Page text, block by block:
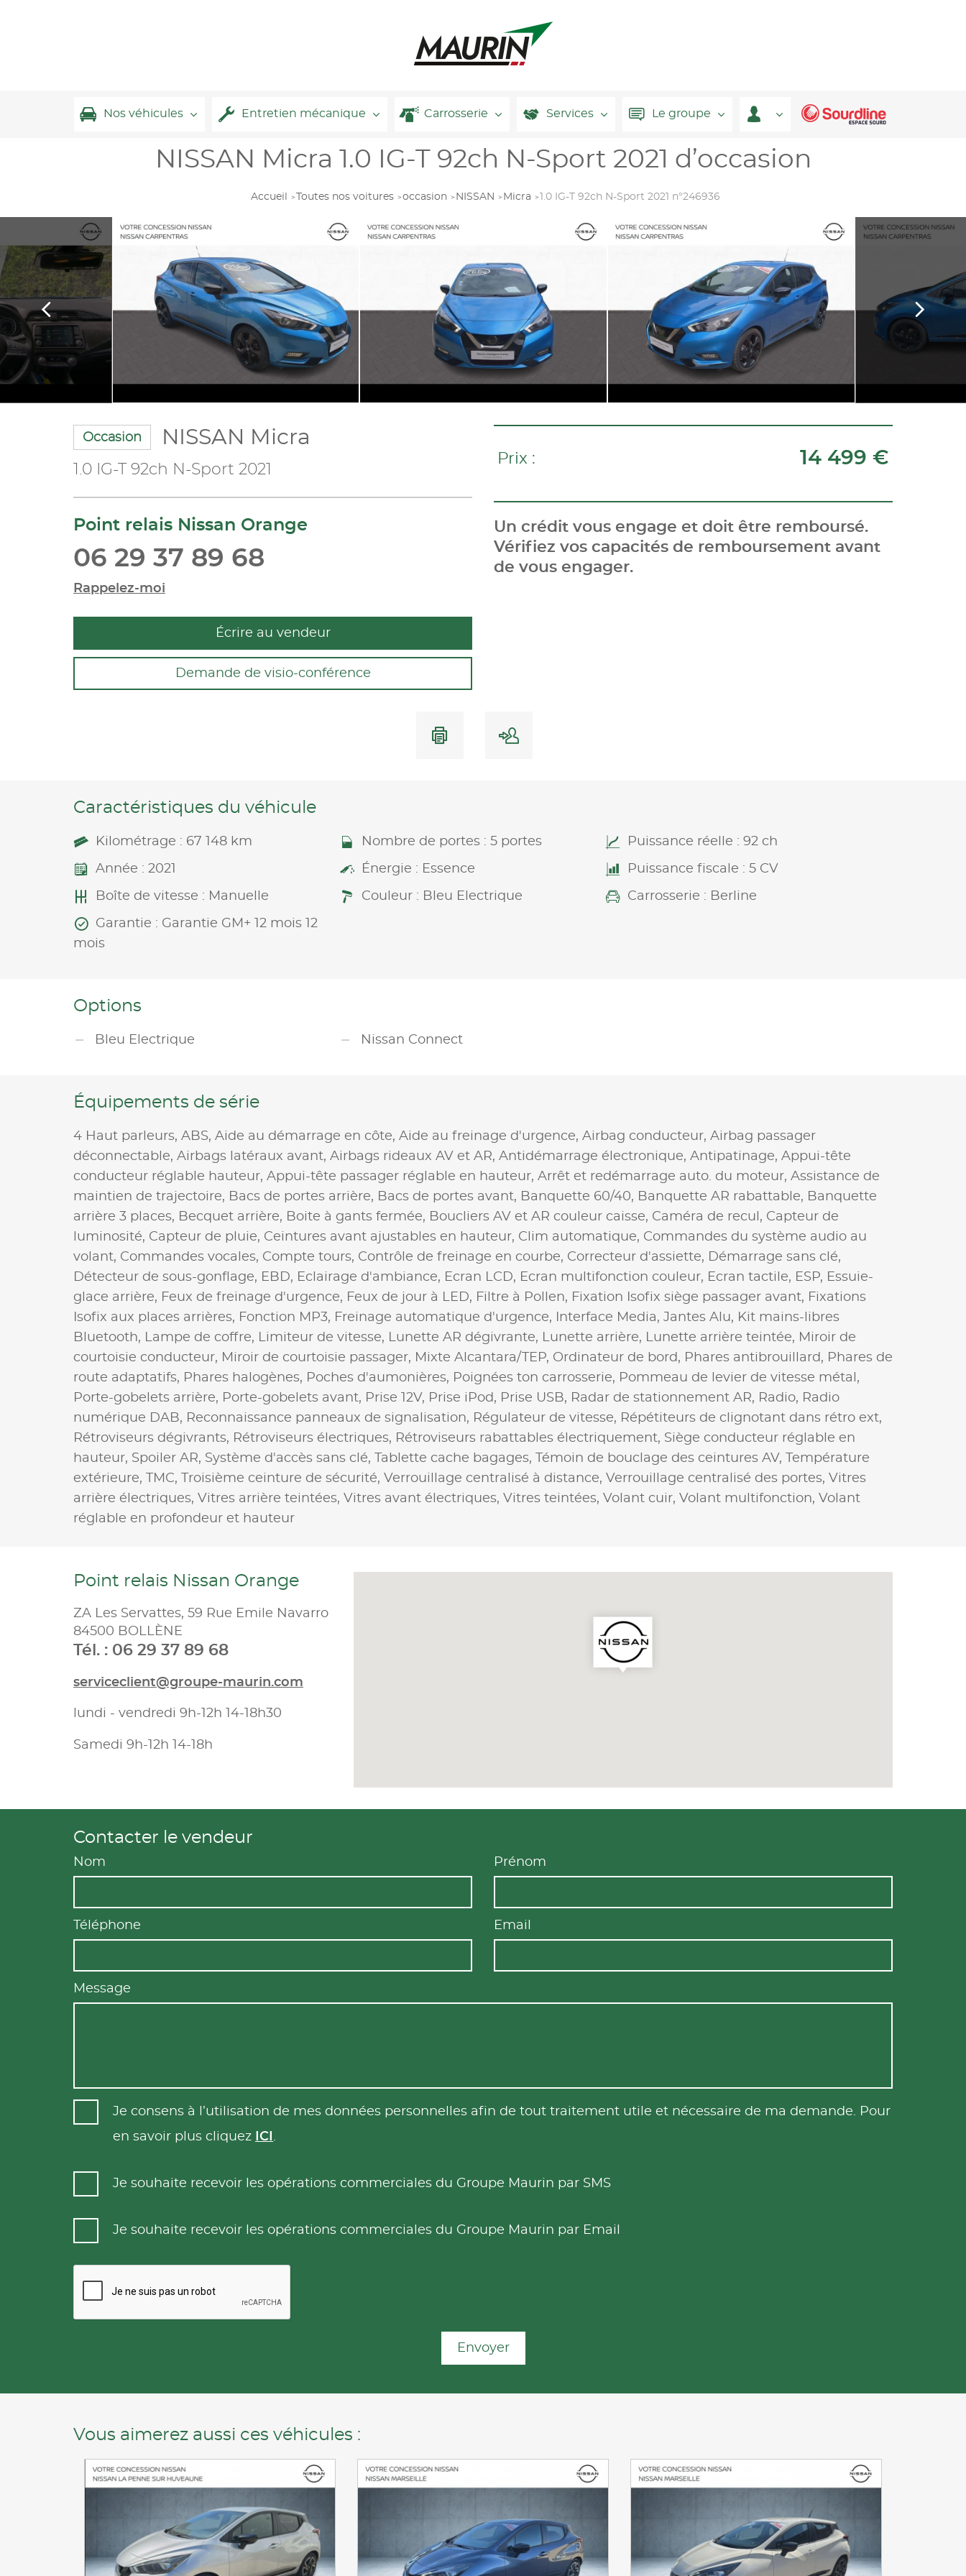
Nos véhicules Entretien mécanique Carrosserie Services Le groupe
NISSAN Micra 1.0 IG-T 92ch N-Sport 2021 d’occasion
Accueil Toutes nos voitures occasion NISSAN Micra 1.0 IG-T 92ch N-Sport 2021 n°246936
Occasion NISSAN Micra
1.0 IG-T 92ch N-Sport 2021
Point relais Nissan Orange
06 29 37 89 68
Rappelez-moi
Écrire au vendeur
Demande de visio-conférence
Prix : 14 499 €
Un crédit vous engage et doit être remboursé.
Vérifiez vos capacités de remboursement avant
de vous engager.
Caractéristiques du véhicule
Kilométrage : 67 148 km Nombre de portes : 5 portes Puissance réelle : 92 ch
Année : 2021 Énergie : Essence Puissance fiscale : 5 CV
Boîte de vitesse : Manuelle Couleur : Bleu Electrique Carrosserie : Berline
Garantie : Garantie GM+ 12 mois 12
mois
Options
Bleu Electrique Nissan Connect
Équipements de série
4 Haut parleurs, ABS, Aide au démarrage en côte, Aide au freinage d'urgence, Airbag conducteur, Airbag passager
déconnectable, Airbags latéraux avant, Airbags rideaux AV et AR, Antidémarrage électronique, Antipatinage, Appui-tête
conducteur réglable hauteur, Appui-tête passager réglable en hauteur, Arrêt et redémarrage auto. du moteur, Assistance de
maintien de trajectoire, Bacs de portes arrière, Bacs de portes avant, Banquette 60/40, Banquette AR rabattable, Banquette
arrière 3 places, Becquet arrière, Boite à gants fermée, Boucliers AV et AR couleur caisse, Caméra de recul, Capteur de
luminosité, Capteur de pluie, Ceintures avant ajustables en hauteur, Clim automatique, Commandes du système audio au
volant, Commandes vocales, Compte tours, Contrôle de freinage en courbe, Correcteur d'assiette, Démarrage sans clé,
Détecteur de sous-gonflage, EBD, Eclairage d'ambiance, Ecran LCD, Ecran multifonction couleur, Ecran tactile, ESP, Essuie-
glace arrière, Feux de freinage d'urgence, Feux de jour à LED, Filtre à Pollen, Fixation Isofix siège passager avant, Fixations
Isofix aux places arrières, Fonction MP3, Freinage automatique d'urgence, Interface Media, Jantes Alu, Kit mains-libres
Bluetooth, Lampe de coffre, Limiteur de vitesse, Lunette AR dégivrante, Lunette arrière, Lunette arrière teintée, Miroir de
courtoisie conducteur, Miroir de courtoisie passager, Mixte Alcantara/TEP, Ordinateur de bord, Phares antibrouillard, Phares de
route adaptatifs, Phares halogènes, Poches d'aumonières, Poignées ton carrosserie, Pommeau de levier de vitesse métal,
Porte-gobelets arrière, Porte-gobelets avant, Prise 12V, Prise iPod, Prise USB, Radar de stationnement AR, Radio, Radio
numérique DAB, Reconnaissance panneaux de signalisation, Régulateur de vitesse, Répétiteurs de clignotant dans rétro ext,
Rétroviseurs dégivrants, Rétroviseurs électriques, Rétroviseurs rabattables électriquement, Siège conducteur réglable en
hauteur, Spoiler AR, Système d'accès sans clé, Tablette cache bagages, Témoin de bouclage des ceintures AV,
Température
extérieure,
TMC, Troisième ceinture de sécurité, Verrouillage centralisé à distance, Verrouillage centralisé des portes, Vitres
arrière électriques, Vitres arrière teintées, Vitres avant électriques, Vitres teintées, Volant cuir, Volant multifonction, Volant
réglable en profondeur et hauteur
Point relais Nissan Orange
ZA Les Servattes, 59 Rue Emile Navarro
84500 BOLLÈNE
Tél. : 06 29 37 89 68
serviceclient@groupe-maurin.com
lundi - vendredi 9h-12h 14-18h30
Samedi 9h-12h 14-18h
Contacter le vendeur
Nom Prénom
Téléphone Email
Message
Je consens à l’utilisation de mes données personnelles afin de tout traitement utile et nécessaire de ma demande. Pour
en savoir plus cliquez
ICI .
Je souhaite recevoir les opérations commerciales du Groupe Maurin par SMS
Je souhaite recevoir les opérations commerciales du Groupe Maurin par Email
Envoyer
Vous aimerez aussi ces véhicules :